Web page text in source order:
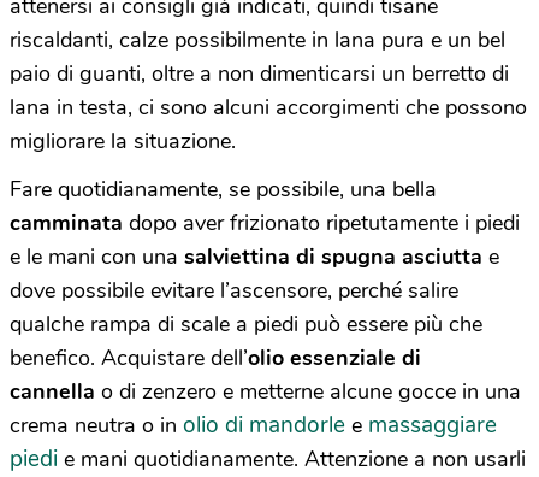
attenersi ai consigli già indicati, quindi tisane
riscaldanti, calze possibilmente in lana pura e un bel
paio di guanti, oltre a non dimenticarsi un berretto di
lana in testa, ci sono alcuni accorgimenti che possono
migliorare la situazione.
Fare quotidianamente, se possibile, una bella
camminata dopo aver frizionato ripetutamente i piedi
e le mani con una salviettina di spugna asciutta e
dove possibile evitare l’ascensore, perché salire
qualche rampa di scale a piedi può essere più che
benefico. Acquistare dell’olio essenziale di
cannella o di zenzero e metterne alcune gocce in una
crema neutra o in olio di mandorle e massaggiare
piedi e mani quotidianamente. Attenzione a non usarli